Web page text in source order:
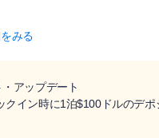
みる
・アップデート
クイン時に1泊$100ドルのデ